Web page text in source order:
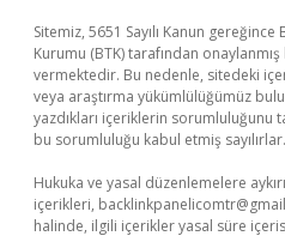
Sitemiz, 5651 Sayılı Kanun
Kurumu (BTK) tarafından
vermektedir. Bu nedenle, sitedeki
veya araştırma yükümlülüğümüz
yazdıkları içeriklerin sorumluluğunu
bu sorumluluğu kabul etmiş sayılırlar.
Hukuka ve yasal düzenlemelere
içerikleri,
halinde, ilgili içerikler yasal süre